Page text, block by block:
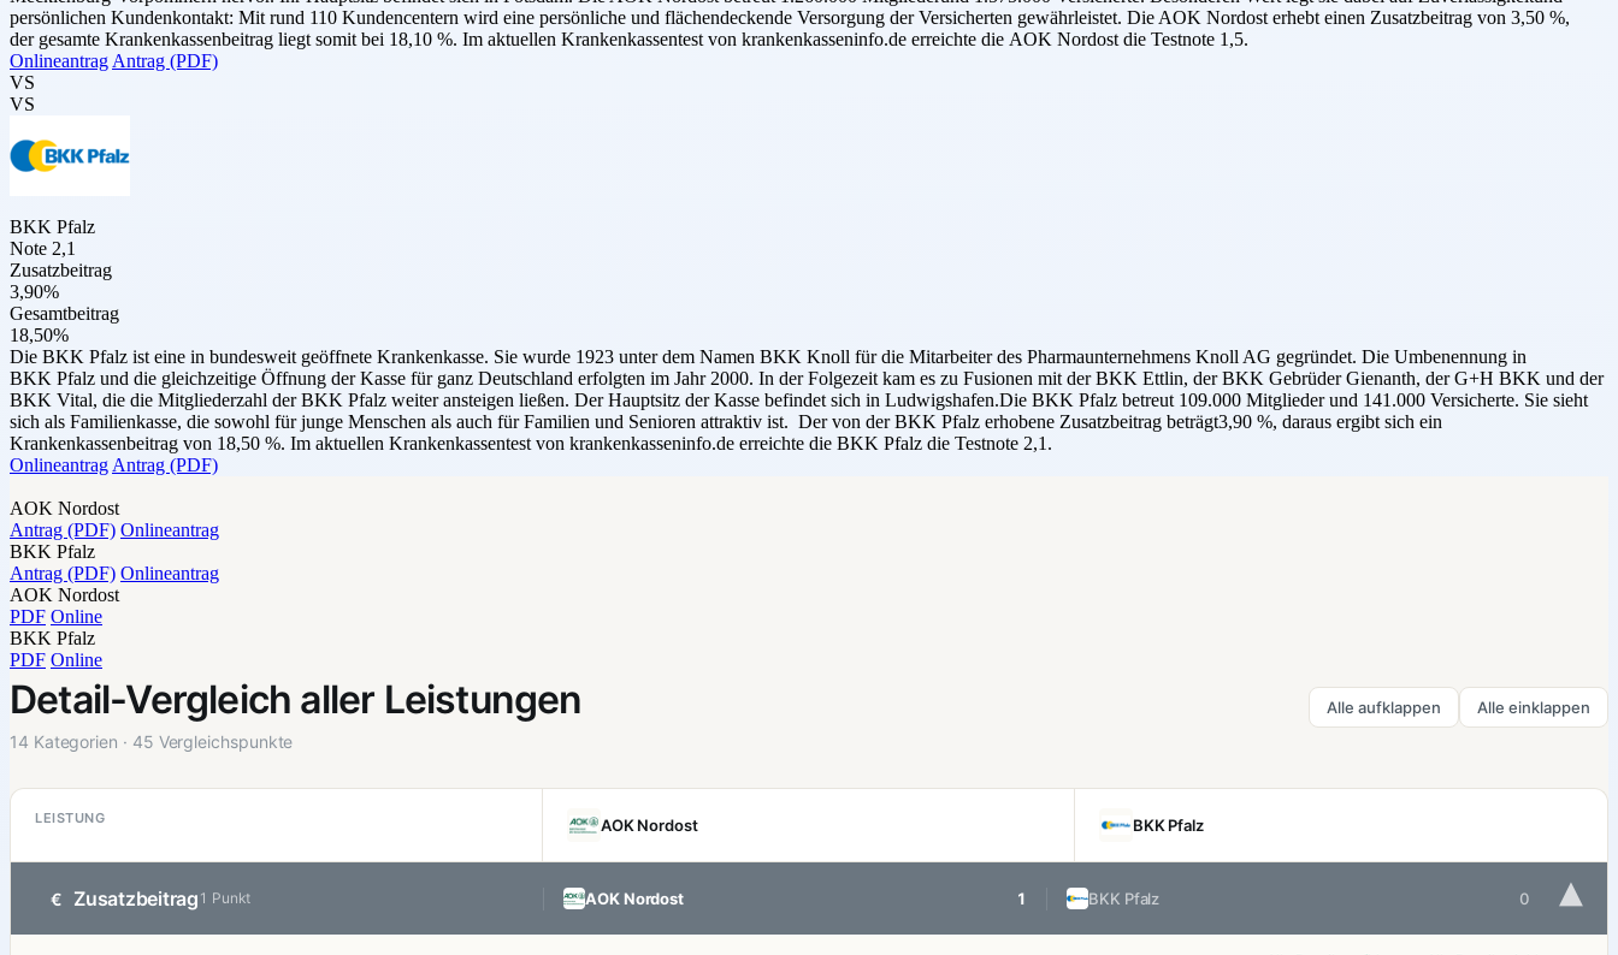
persönlichen Kundenkontakt: Mit rund 110 Kundencentern wird eine persönliche und flächendeckende Versorgung der Versicherten gewährleistet. Die AOK Nordost erhebt einen Zusatzbeitrag von 3,50 %,
der gesamte Krankenkassenbeitrag liegt somit bei 18,10 %. Im aktuellen Krankenkassentest von krankenkasseninfo.de erreichte die AOK Nordost die Testnote 1,5.
Onlineantrag Antrag (PDF)
VS
VS
BKK Pfalz
Note 2,1
Zusatzbeitrag
3,90%
Gesamtbeitrag
18,50%
Die BKK Pfalz ist eine in bundesweit geöffnete Krankenkasse. Sie wurde 1923 unter dem Namen BKK Knoll für die Mitarbeiter des Pharmaunternehmens Knoll AG gegründet. Die Umbenennung in
BKK Pfalz und die gleichzeitige Öffnung der Kasse für ganz Deutschland erfolgten im Jahr 2000. In der Folgezeit kam es zu Fusionen mit der BKK Ettlin, der BKK Gebrüder Gienanth, der G+H BKK und der
BKK Vital, die die Mitgliederzahl der ­­BKK Pfalz weiter ansteigen ließen. Der Hauptsitz der Kasse befindet sich in Ludwigshafen.Die BKK Pfalz betreut 109.000 Mitglieder und 141.000 Versicherte. Sie sieht
sich als Familienkasse, die sowohl für junge Menschen als auch für Familien und Senioren attraktiv ist. Der von der BKK Pfalz erhobene Zusatzbeitrag beträgt3,90 %, daraus ergibt sich ein
Krankenkassenbeitrag von 18,50 %. Im aktuellen Krankenkassentest von krankenkasseninfo.de erreichte die BKK Pfalz die Testnote 2,1.
Onlineantrag Antrag (PDF)
AOK Nordost
Antrag (PDF) Onlineantrag
BKK Pfalz
Antrag (PDF) Onlineantrag
AOK Nordost
PDF Online
BKK Pfalz
PDF Online
Detail-Vergleich aller Leistungen
14 Kategorien · 45 Vergleichspunkte
Alle aufklappen Alle einklappen
LEISTUNG AOK Nordost BKK Pfalz
€ Zusatzbeitrag 1 Punkt AOK Nordost 1 BKK Pfalz 0 ▾